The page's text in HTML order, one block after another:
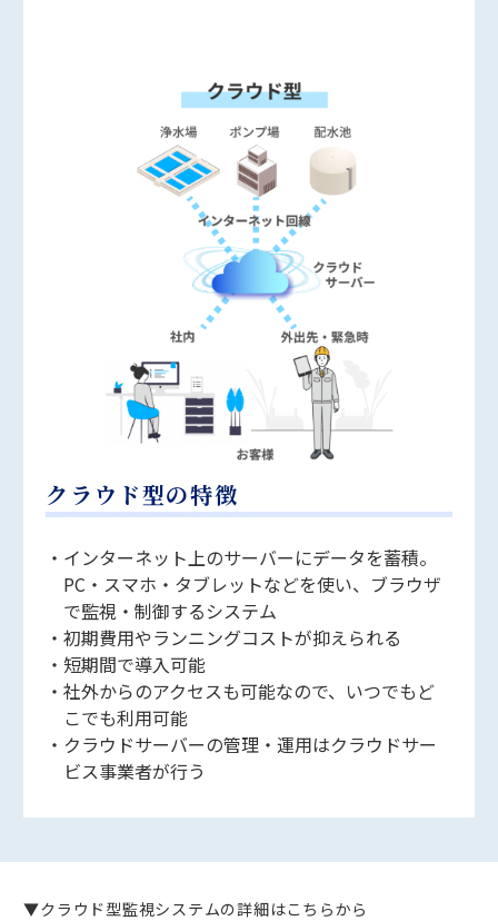
クラウド型の特徴
インターネット上のサーバーにデータを蓄積。
PC・スマホ・タブレットなどを使い、ブラウザ
で監視・制御するシステム
初期費用やランニングコストが抑えられる
短期間で導入可能
社外からのアクセスも可能なので、いつでもど
こでも利用可能
クラウドサーバーの管理・運用はクラウドサー
ビス事業者が行う
▼クラウド型監視システムの詳細はこちらから